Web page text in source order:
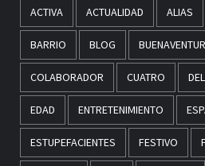
ACTIVA ACTUALIDAD ALIAS
BARRIO BLOG
COLABORADOR CUATRO
EDAD ENTRETENIMIENTO
ESTUPEFACIENTES FESTIVO